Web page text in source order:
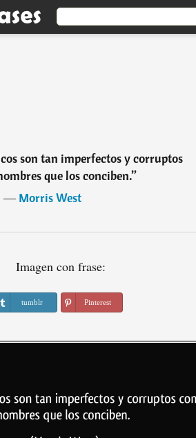
son tan imperfectos y corruptos
que los conciben.”
―Morris West
Imagen con frase:
tumblr Pinterest